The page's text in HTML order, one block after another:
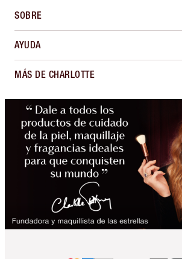
SOBRE
AYUDA
MÁS DE CHARLOTTE